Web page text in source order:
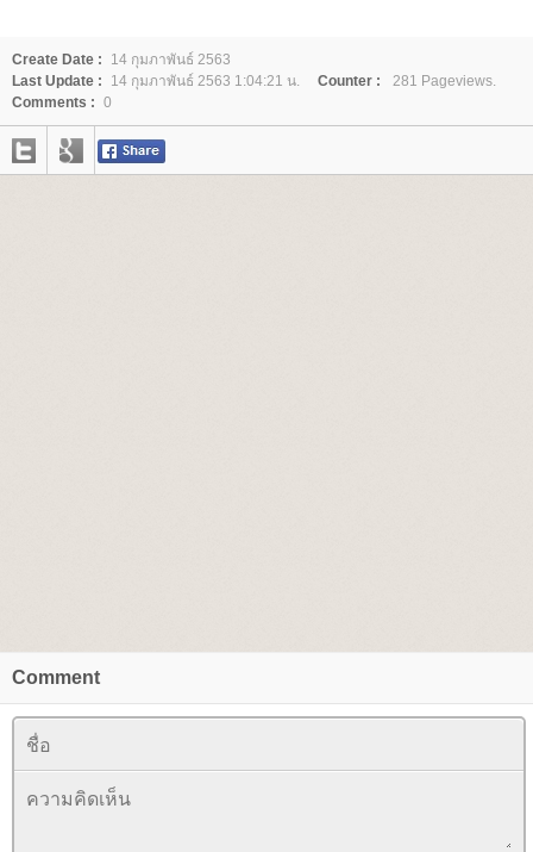
Create Date :
14 กุมภาพันธ์ 2563
Last Update :
14 กุมภาพันธ์ 2563 1:04:21 น. Counter :
281 Pageviews.
Comments : 0
Comment